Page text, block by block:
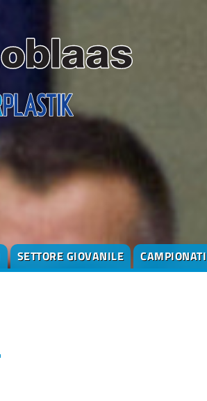
SETTORE GIOVANILE CAMPIONATI